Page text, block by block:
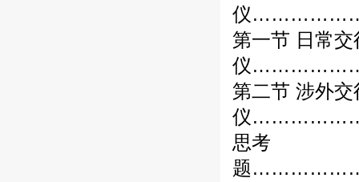
仪
第一节 日常交
仪
第二节 涉外交
仪
思考
题